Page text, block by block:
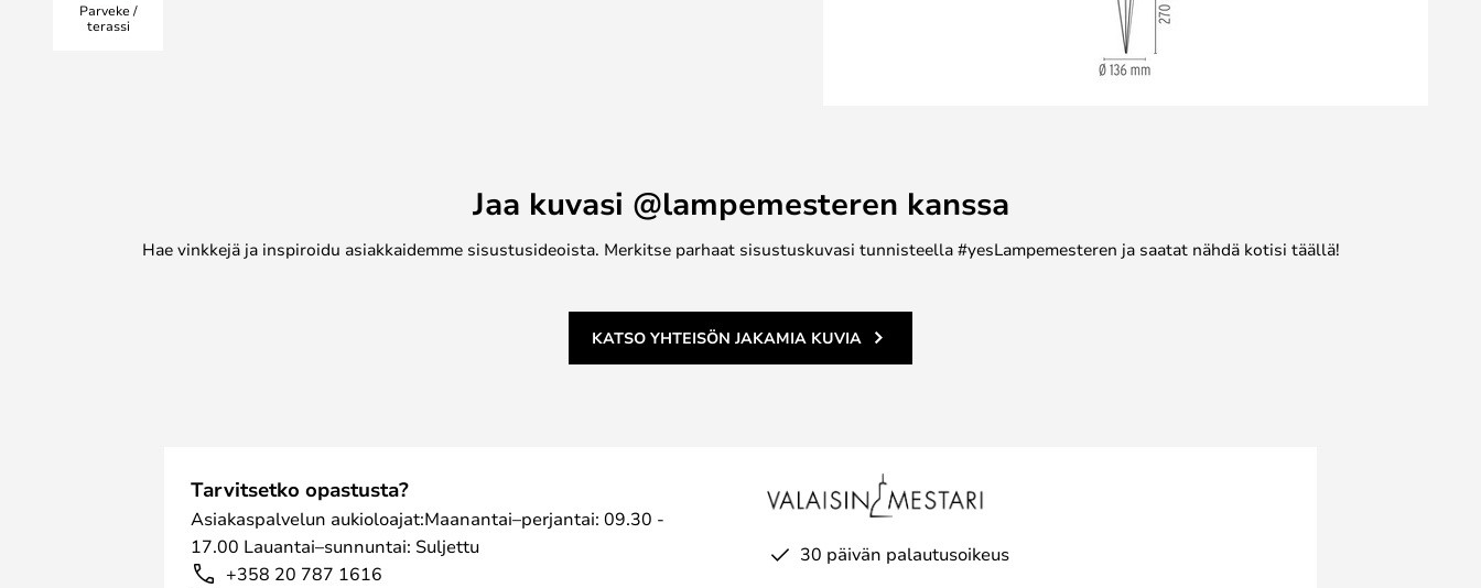
Parveke /
terassi
Jaa kuvasi @lampemesteren kanssa
Hae vinkkejä ja inspiroidu asiakkaidemme sisustusideoista. Merkitse parhaat sisustuskuvasi tunnisteella #yesLampemesteren ja saatat nähdä kotisi täällä!
KATSO YHTEISÖN JAKAMIA KUVIA
Tarvitsetko opastusta?
Asiakaspalvelun aukioloajat:Maanantai–perjantai: 09.30 -
17.00 Lauantai–sunnuntai: Suljettu
+358 20 787 1616
30 päivän palautusoikeus